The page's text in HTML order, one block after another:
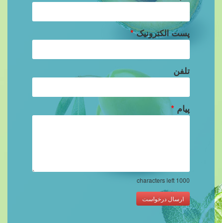
پست الکترونیک*
تلفن
پیام *
1000
ارسال درخواست